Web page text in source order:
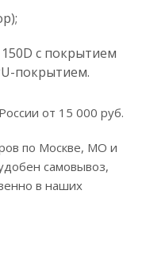
с покрытием
покрытием.
от 15 000 руб.
по Москве, МО и
самовывоз,
в наших